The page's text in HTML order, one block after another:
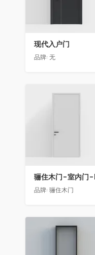
现代入户门
品牌: 无
品牌: 骊住木门
收藏